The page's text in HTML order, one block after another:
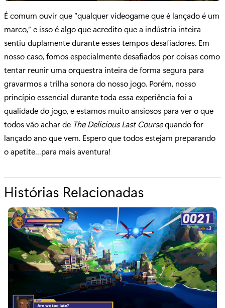
É comum ouvir que “qualquer videogame que é lançado é um
marco,” e isso é algo que acredito que a indústria inteira
sentiu duplamente durante esses tempos desafiadores. Em
nosso caso, fomos especialmente desafiados por coisas como
tentar reunir uma orquestra inteira de forma segura para
gravarmos a trilha sonora do nosso jogo. Porém, nosso
princípio essencial durante toda essa experiência foi a
qualidade do jogo, e estamos muito ansiosos para ver o que
todos vão achar de The Delicious Last Coursequando for
lançado ano que vem. Espero que todos estejam preparando
o apetite…para mais aventura!
Histórias Relacionadas
a
r
a
"
T